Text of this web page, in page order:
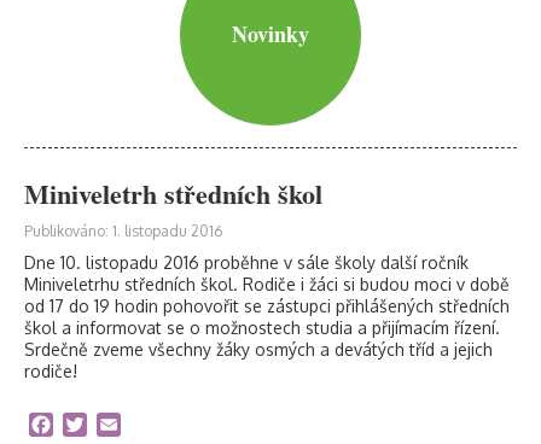
Novinky
Miniveletrh středních škol
Publikováno: 1. listopadu 2016
Dne 10. listopadu 2016 proběhne v sále školy další ročník
Miniveletrhu středních škol. Rodiče i žáci si budou moci v době
od 17 do 19 hodin pohovořit se zástupci přihlášených středních
škol a informovat se o možnostech studia a přijímacím řízení.
Srdečně zveme všechny žáky osmých a devátých tříd a jejich
rodiče!
Facebook
Twitter